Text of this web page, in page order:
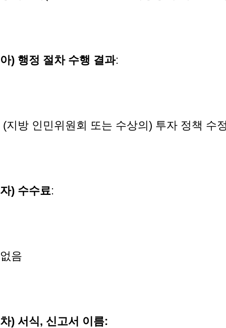
아) 행정 절차 수행 결과:
(지방 인민위원회 또는 수상의) 투자 정책 수
자) 수수료:
없음
차) 서식, 신고서 이름: